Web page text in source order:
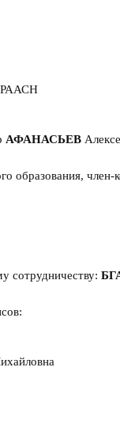
РААСН
АФАНАСЬЕВ
образования,
сотрудничеству: